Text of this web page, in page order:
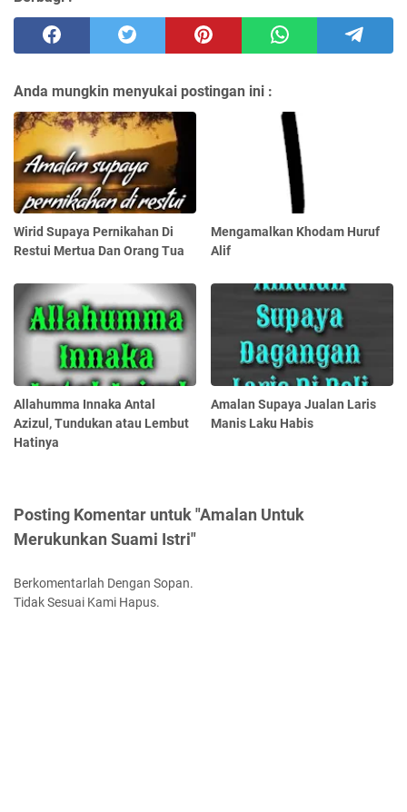
Anda mungkin menyukai postingan ini :
Wirid Supaya Pernikahan Di
Restui Mertua Dan Orang Tua
Mengamalkan Khodam Huruf
Alif
Allahumma Innaka Antal
Azizul, Tundukan atau Lembut
Hatinya
Amalan Supaya Jualan Laris
Manis Laku Habis
Posting Komentar untuk "Amalan Untuk
Merukunkan Suami Istri"
Berkomentarlah Dengan Sopan.
Tidak Sesuai Kami Hapus.